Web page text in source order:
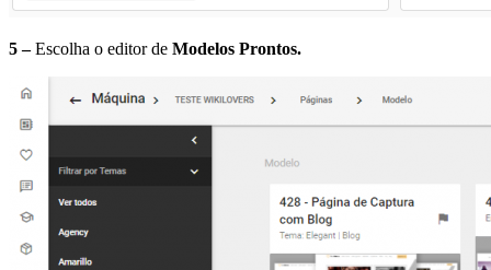
5 –Escolha o editor de Modelos Prontos.